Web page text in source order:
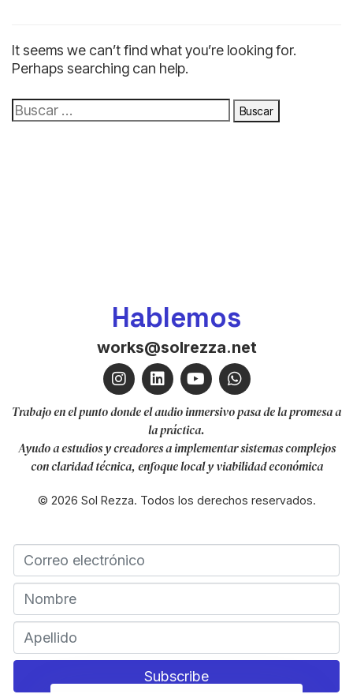
It seems we can’t find what you’re looking for.
Perhaps searching can help.
Hablemos
works@solrezza.net
Trabajo en el punto donde el audio inmersivo pasa de la promesa a
la práctica.
Ayudo a estudios y creadores a implementar sistemas complejos
con claridad técnica, enfoque local y viabilidad económica
© 2026 Sol Rezza. Todos los derechos reservados.